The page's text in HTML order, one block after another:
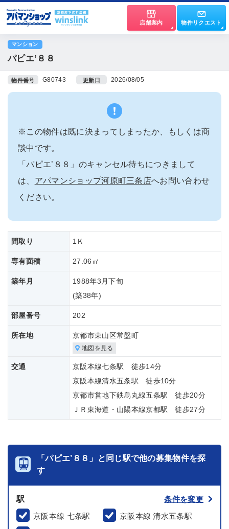
店舗案内 物件リクエスト
マンション
パピエ’８８
物件番号 G80743 更新日 2026/08/05
※この物件は既に決まってしまったか、もしくは商
談中です。
「パピエ’８８」のキャンセル待ちにつきまして
は、 アパマンショップ河原町三条店へお問い合わせ
ください。
間取り 1Ｋ
専有面積 27.06㎡
築年月
1988年3月下旬
(築38年)
部屋番号 202
所在地 京都市東山区常盤町
地図を見る
交通
京阪本線七条駅 徒歩14分
京阪本線清水五条駅 徒歩10分
京都市営地下鉄烏丸線五条駅 徒歩20分
ＪＲ東海道・山陽本線京都駅 徒歩27分
「パピエ’８８」と同じ駅で他の募集物件を探
す
駅
条件を変更
京阪本線 七条駅
京阪本線 清水五条駅